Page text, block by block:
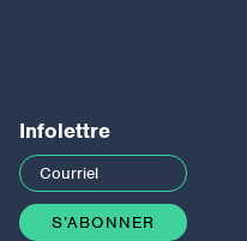
Infolettre